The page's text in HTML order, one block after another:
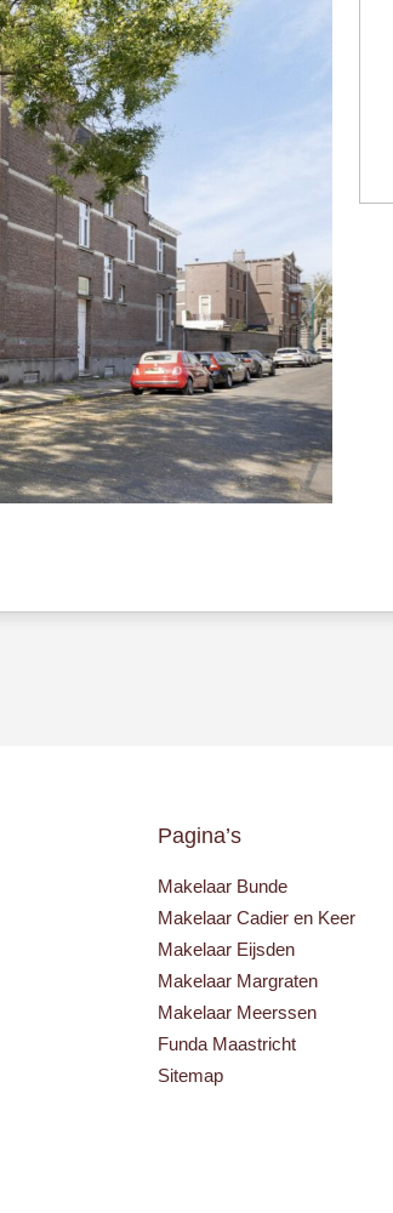
Pagina’s
Makelaar Bunde
Makelaar Cadier en Keer
Makelaar Eijsden
Makelaar Margraten
Makelaar Meerssen
Funda Maastricht
Sitemap